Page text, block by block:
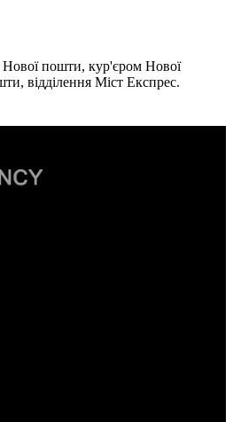
Нової пошти, кур'єром Нової
відділення Міст Експрес.